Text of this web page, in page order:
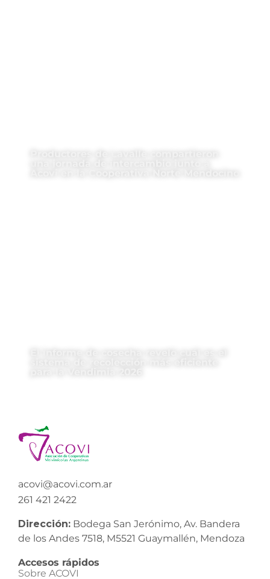
acovi@acovi.com.ar
261 421 2422
Dirección: Bodega San Jerónimo, Av. Bandera
de los Andes 7518, M5521 Guaymallén, Mendoza
Accesos rápidos
Sobre ACOVI